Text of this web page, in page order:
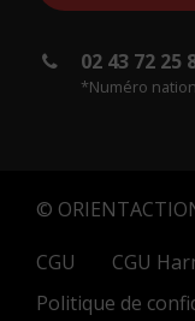
02 43 72 25
*Numéro
©
CGU
CGU
Politique de